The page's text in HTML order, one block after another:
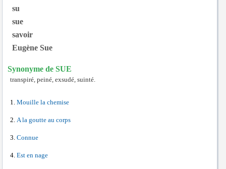
su
sue
savoir
Eugène Sue
Synonyme de SUE
transpiré, peiné, exsudé, suinté.
Mouille la chemise
A la goutte au corps
Connue
Est en nage